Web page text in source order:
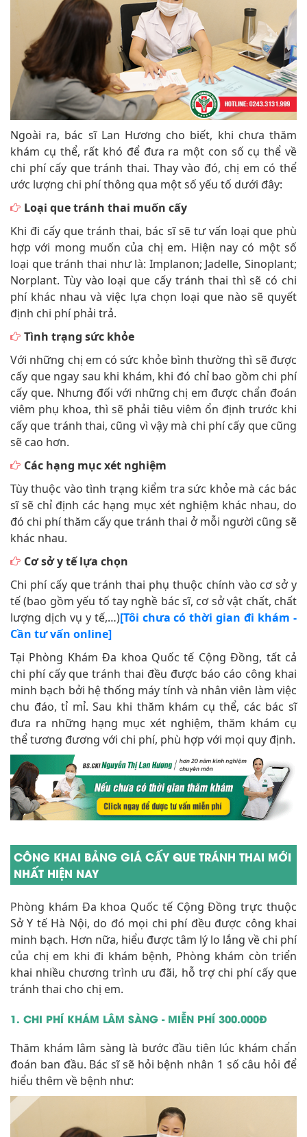
Ngoài ra, bác sĩ Lan Hương cho biết, khi chưa thăm
khám cụ thể, rất khó để đưa ra một con số cụ thể về
chi phí cấy que tránh thai. Thay vào đó, chị em có thể
ước lượng chi phí thông qua một số yếu tố dưới đây:
Loại que tránh thai muốn cấy
Khi đi cấy que tránh thai, bác sĩ sẽ tư vấn loại que phù
hợp với mong muốn của chị em. Hiện nay có một số
loại que tránh thai như là: Implanon; Jadelle, Sinoplant;
Norplant. Tùy vào loại que cấy tránh thai thì sẽ có chi
phí khác nhau và việc lựa chọn loại que nào sẽ quyết
định chi phí phải trả.
Tình trạng sức khỏe
Với những chị em có sức khỏe bình thường thì sẽ được
cấy que ngay sau khi khám, khi đó chỉ bao gồm chi phí
cấy que. Nhưng đối với những chị em được chẩn đoán
viêm phụ khoa, thì sẽ phải tiêu viêm ổn định trước khi
cấy que tránh thai, cũng vì vậy mà chi phí cấy que cũng
sẽ cao hơn.
Các hạng mục xét nghiệm
Tùy thuộc vào tình trạng kiểm tra sức khỏe mà các bác
sĩ sẽ chỉ định các hạng mục xét nghiệm khác nhau, do
đó chi phí thăm cấy que tránh thai ở mỗi người cũng sẽ
khác nhau.
Cơ sở y tế lựa chọn
Chi phí cấy que tránh thai phụ thuộc chính vào cơ sở y
tế (bao gồm yếu tố tay nghề bác sĩ, cơ sở vật chất, chất
lượng dịch vụ y tế,…)[Tôi chưa có thời gian đi khám -
Cần tư vấn online]
Tại Phòng Khám Đa khoa Quốc tế Cộng Đồng, tất cả
chi phí cấy que tránh thai đều được báo cáo công khai
minh bạch bởi hệ thống máy tính và nhân viên làm việc
chu đáo, tỉ mỉ. Sau khi thăm khám cụ thể, các bác sĩ
đưa ra những hạng mục xét nghiệm, thăm khám cụ
thể tương đương với chi phí, phù hợp với mọi quy định.
CÔNG KHAI BẢNG GIÁ CẤY QUE TRÁNH THAI MỚI
NHẤT HIỆN NAY
Phòng khám Đa khoa Quốc tế Cộng Đồng trực thuộc
Sở Y tế Hà Nội, do đó mọi chi phí đều được công khai
minh bạch. Hơn nữa, hiểu được tâm lý lo lắng về chi phí
của chị em khi đi khám bệnh, Phòng khám còn triển
khai nhiều chương trình ưu đãi, hỗ trợ chi phí cấy que
tránh thai cho chị em.
1. CHI PHÍ KHÁM LÂM SÀNG - MIỄN PHÍ 300.000Đ
Thăm khám lâm sàng là bước đầu tiên lúc khám chẩn
đoán ban đầu. Bác sĩ sẽ hỏi bệnh nhân 1 số câu hỏi để
hiểu thêm về bệnh như: